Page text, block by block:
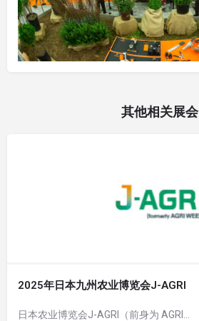
其他相关展会
2025年日本九州农业博览会J-AGRI
日本农业博览会J-AGRI（前身为 AGRI…